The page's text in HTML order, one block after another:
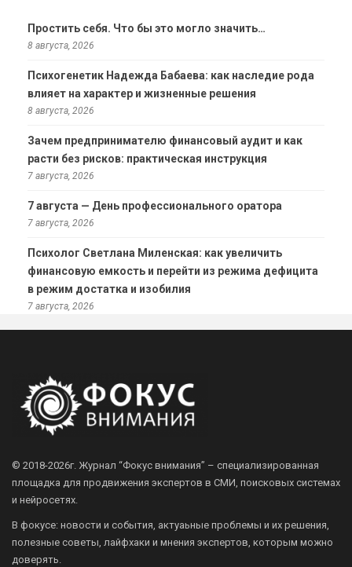
Простить себя. Что бы это могло значить…
8 августа, 2026
Психогенетик Надежда Бабаева: как наследие рода
влияет на характер и жизненные решения
8 августа, 2026
Зачем предпринимателю финансовый аудит и как
расти без рисков: практическая инструкция
7 августа, 2026
7 августа — День профессионального оратора
7 августа, 2026
Психолог Светлана Миленская: как увеличить
финансовую емкость и перейти из режима дефицита
в режим достатка и изобилия
7 августа, 2026
© 2018-2026г. Журнал “Фокус внимания” – специализированная
площадка для продвижения экспертов в СМИ, поисковых системах
и нейросетях.
В фокусе: новости и события, актуаьные проблемы и их решения,
полезные советы, лайфхаки и мнения экспертов, которым можно
доверять.